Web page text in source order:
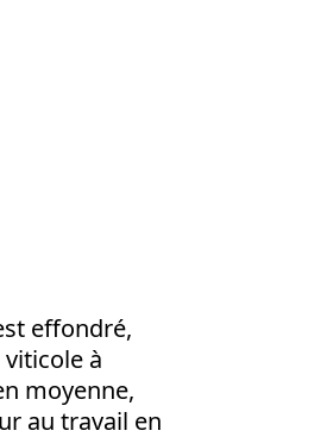
effondré,
à
moyenne,
au travail en